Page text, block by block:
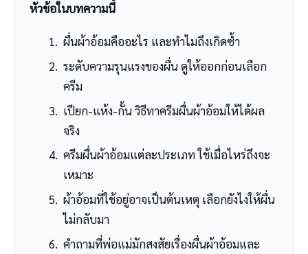
หัวข้อในบทความนี้
ผื่นผ้าอ้อมคืออะไร และทำไมถึงเกิดซ้ำ
ระดับความรุนแรงของผื่น ดูให้ออกก่อนเลือก
ครีม
เปียก-แห้ง-กั้น วิธีทาครีมผื่นผ้าอ้อมให้ได้ผล
จริง
ครีมผื่นผ้าอ้อมแต่ละประเภท ใช้เมื่อไหร่ถึงจะ
เหมาะ
ผ้าอ้อมที่ใช้อยู่อาจเป็นต้นเหตุ เลือกยังไงให้ผื่น
ไม่กลับมา
คำถามที่พ่อแม่มักสงสัยเรื่องผื่นผ้าอ้อมและ